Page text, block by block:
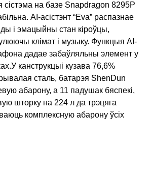
на базе Snapdragon 8295P
AI-асістэнт “Eva” распазнае
і эмацыйны стан кіроўцы,
клімат і музыку. Функцыя AI-
дадае забаўляльны элемент у
канструкцыі кузава 76,6%
сталь, батарэя ShenDun
абарону, а 11 падушак бяспекі,
шторку на 224 л да трэцяга
комплексную абарону ўсіх